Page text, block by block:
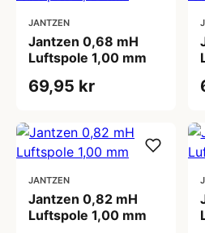
JANTZEN
Jantzen 0,68 mH
Luftspole 1,00 mm
69,95 kr
JANTZEN
Jantzen 0,82 mH
Luftspole 1,00 mm